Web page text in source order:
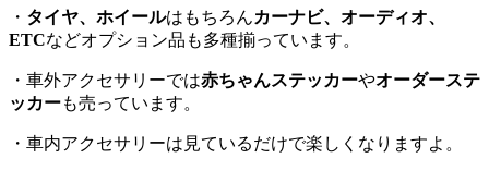
・ タイヤ、ホイールはもちろんカーナビ、オーディオ、
ETCなどオプション品も多種揃っています。
・車外アクセサリーでは赤ちゃんステッカーやオーダーステ
ッカーも売っています。
・車内アクセサリーは見ているだけで楽しくなりますよ。